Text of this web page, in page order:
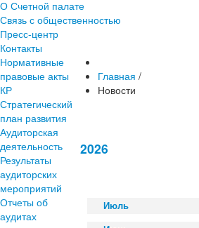
О Счетной палате
Связь с общественностью
Пресс-центр
Контакты
Нормативные
правовые акты
КР
Стратегический
план развития
Аудиторская
деятельность
Результаты
аудиторских
мероприятий
Отчеты об
аудитах
Главная /
Новости
2026
Июль